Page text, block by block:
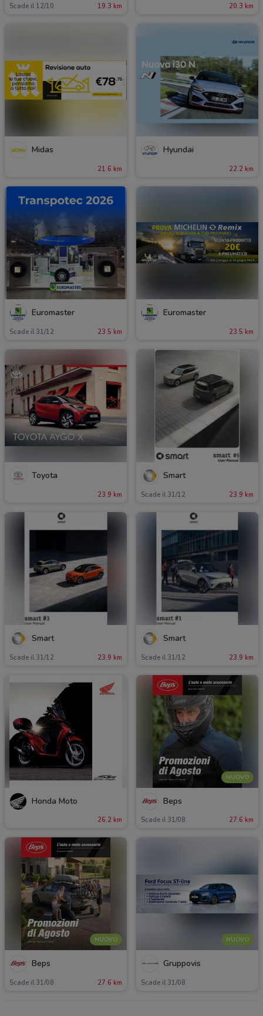
Scade il 12/10 19.3 km 20.3 km
Midas
21.6 km
Hyundai
22.2 km
Euromaster
Scade il 31/12 23.5 km
Euromaster
23.5 km
Toyota
23.9 km
Smart
Scade il 31/12 23.9 km
Smart
Scade il 31/12 23.9 km
Smart
Scade il 31/12 23.9 km
Honda Moto
26.2 km
NUOVO
Beps
Scade il 31/08 27.6 km
NUOVO
Beps
Scade il 31/08 27.6 km
NUOVO
Gruppovis
Scade il 31/08